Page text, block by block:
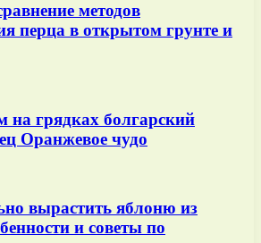
методов
перца в открытом грунте и
грядках болгарский
Оранжевое чудо
вырастить яблоню из
и советы по